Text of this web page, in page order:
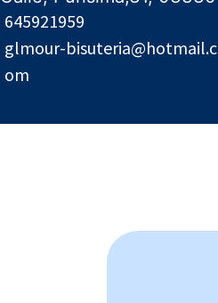
645921959
glmour-bisuteria@hotmail.c
om